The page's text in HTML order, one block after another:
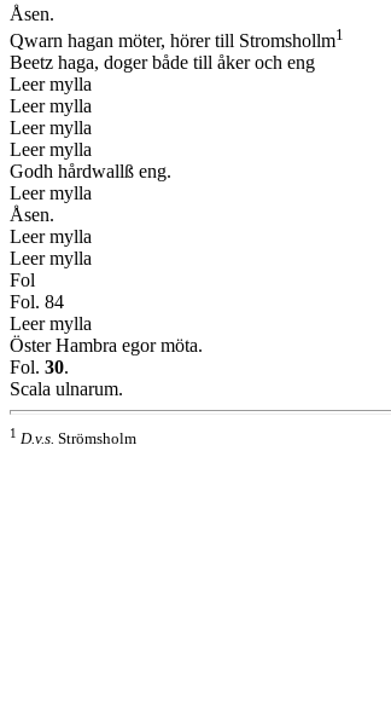
Åsen.
Qwarn hagan möter, hörer till Stromshollm1
Beetz haga, doger både till åker och eng
Leer mylla
Leer mylla
Leer mylla
Leer mylla
Godh hårdwallß eng.
Leer mylla
Åsen.
Leer mylla
Leer mylla
Fol
Fol. 84
Leer mylla
Öster Hambra egor möta.
Fol. 30.
Scala ulnarum.
1 D.v.s. Strömsholm